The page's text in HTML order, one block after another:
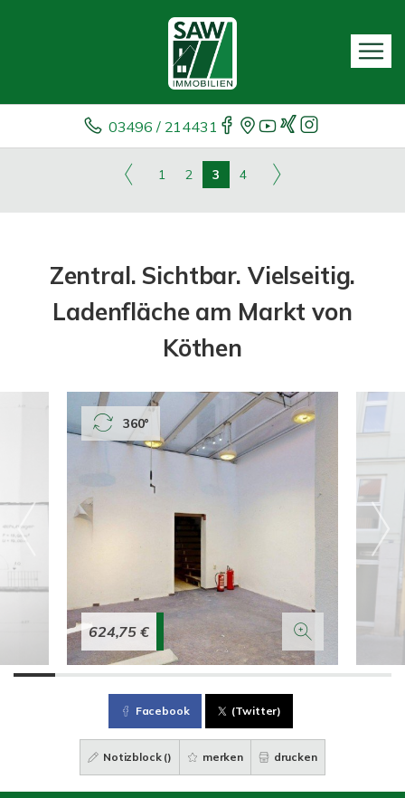
03496 / 214431
1 2 3 4
Zentral. Sichtbar. Vielseitig.
Ladenfläche am Markt von
Köthen
624,75 €
360°
Facebook (Twitter)
Notizblock () merken drucken